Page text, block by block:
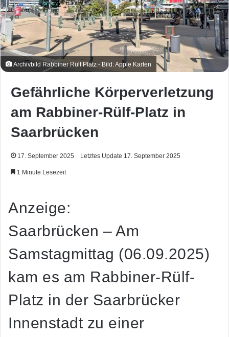
Archivbild Rabbiner Rülf Platz - Bild: Apple Karten
Gefährliche Körperverletzung
am Rabbiner-Rülf-Platz in
Saarbrücken
17. September 2025 Letztes Update 17. September 2025
1 Minute Lesezeit
Anzeige:
Saarbrücken – Am
Samstagmittag (06.09.2025)
kam es am Rabbiner-Rülf-
Platz in der Saarbrücker
Innenstadt zu einer